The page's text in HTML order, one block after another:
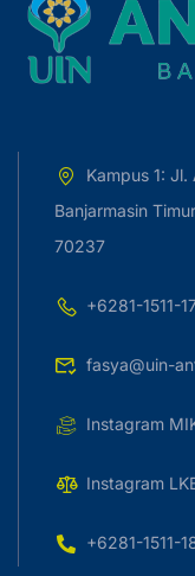
Kampus 1: Jl.
Banjarmasin
70237
+6281-1511-
fasya@uin-
Instagram
Instagram
+6281-1511-